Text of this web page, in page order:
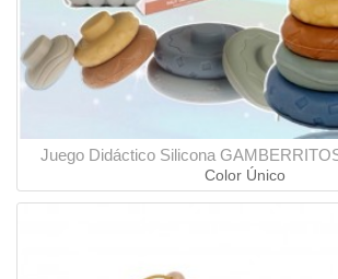
Juego Didáctico Silicona
Color Único